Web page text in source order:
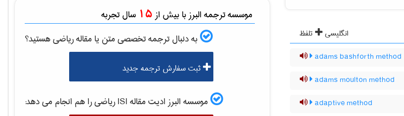
انگلیسی
تلفظ
adams bashforth method
adams moulton method
adaptive method
موسسه ترجمه البرز با بیش از 15 سال تجربه
به دنبال ترجمه تخصصی متن یا مقالهرياضیهستید؟
ثبت سفارش ترجمه جدید
موسسه البرز ادیت مقاله ISI رياضیرا هم انجام می دهد: